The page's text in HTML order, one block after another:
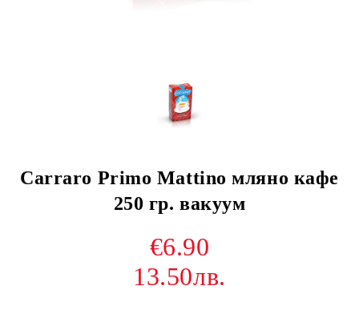
Carraro Primo Mattino мляно кафе
250 гр. вакуум
€6.90
13.50лв.